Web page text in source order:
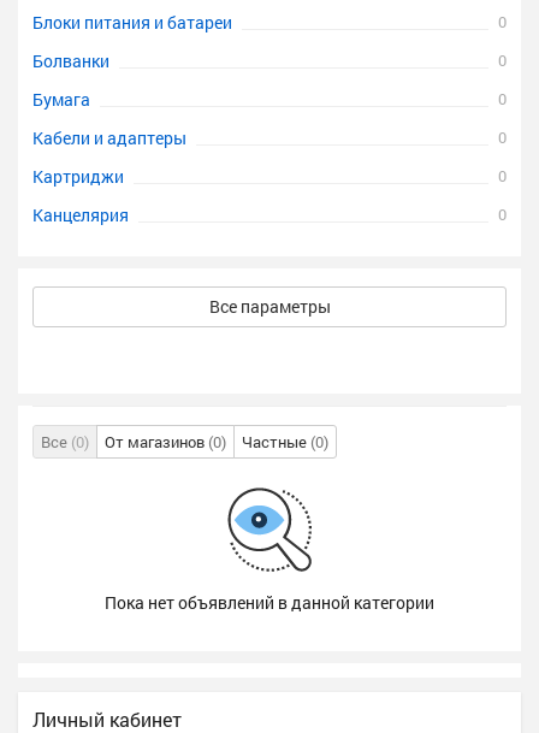
Блоки питания и батареи 0
Болванки 0
Бумага 0
Кабели и адаптеры 0
Картриджи 0
Канцелярия 0
Все параметры
Все (0) От магазинов (0) Частные (0)
Пока нет объявлений в данной категории
Личный кабинет